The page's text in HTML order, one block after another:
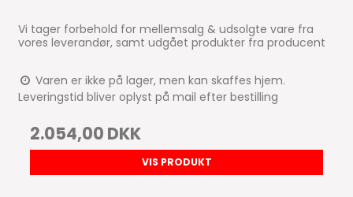
Vi tager forbehold for mellemsalg & udsolgte vare fra
vores leverandør, samt udgået produkter fra producent
Varen er ikke på lager, men kan skaffes hjem.
Leveringstid bliver oplyst på mail efter bestilling
2.054,00 DKK
VIS PRODUKT